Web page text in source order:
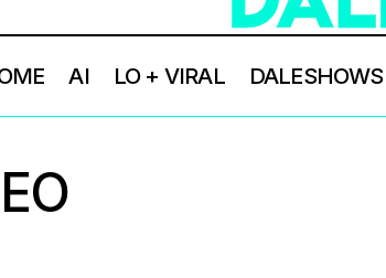
AI LO + VIRAL DALESHOWS